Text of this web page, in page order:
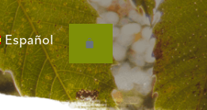
Español